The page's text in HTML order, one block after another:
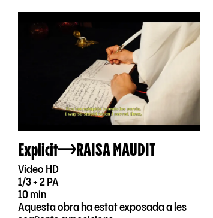
Explicit RAISA MAUDIT
Vídeo HD
1/3 + 2 PA
10 min
Aquesta obra ha estat exposada a les